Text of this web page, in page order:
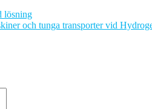
lösning
och tunga transporter vid